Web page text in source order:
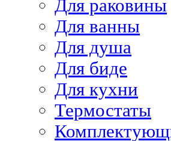
Для раковины
Для ванны
Для душа
Для биде
Для кухни
Термостаты